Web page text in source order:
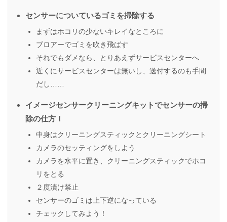
センサーについているゴミを掃除する
まずはホコリの少ないキレイなところに
ブロアーでゴミを吹き飛ばす
それでもダメなら、とりあえずサービスセンターへ
近くにサービスセンターは無いし、送付するのも手間
だし……
イメージセンサークリーニングキットでセンサーの掃
除の仕方！
中身はクリーニングスティックとクリーニングシート
カメラのセッティングをしよう
カメラを水平に置き、クリーニングスティックでホコ
リをとる
２度漬け禁止
センサーのゴミは上下逆になっている
チェックしてみよう！